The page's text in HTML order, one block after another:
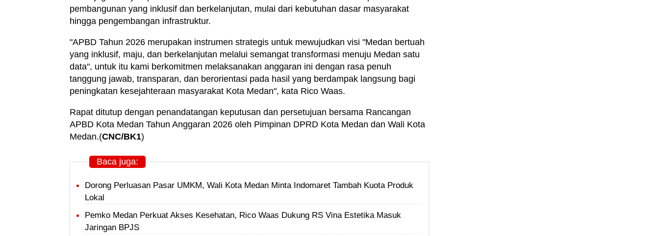
pembangunan yang inklusif dan berkelanjutan, mulai dari kebutuhan dasar masyarakat
hingga pengembangan infrastruktur.
"APBD Tahun 2026 merupakan instrumen strategis untuk mewujudkan visi "Medan bertuah
yang inklusif, maju, dan berkelanjutan melalui semangat transformasi menuju Medan satu
data", untuk itu kami berkomitmen melaksanakan anggaran ini dengan rasa penuh
tanggung jawab, transparan, dan berorientasi pada hasil yang berdampak langsung bagi
peningkatan kesejahteraan masyarakat Kota Medan", kata Rico Waas.
Rapat ditutup dengan penandatangan keputusan dan persetujuan bersama Rancangan
APBD Kota Medan Tahun Anggaran 2026 oleh Pimpinan DPRD Kota Medan dan Wali Kota
Medan.(CNC/BK1)
Baca juga:
Dorong Perluasan Pasar UMKM, Wali Kota Medan Minta Indomaret Tambah Kuota Produk
Lokal
Pemko Medan Perkuat Akses Kesehatan, Rico Waas Dukung RS Vina Estetika Masuk
Jaringan BPJS